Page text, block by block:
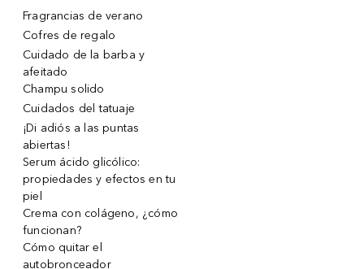
Fragrancias de verano
Cofres de regalo
Cuidado de la barba y
afeitado
Champu solido
Cuidados del tatuaje
¡Di adiós a las puntas
abiertas!
Serum ácido glicólico:
propiedades y efectos en tu
piel
Crema con colágeno, ¿cómo
funcionan?
Cómo quitar el
autobronceador